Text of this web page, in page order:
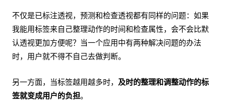
不仅是已标注透视，预测和检查透视都有同样的问题：如果
我能用标签来自己整理动作的时间和检查属性，会不会比默
认透视更加方便呢？当一个应用中有两种解决问题的办法
时，用户就不得不自己去做判断。
另一方面，当标签越用越多时， 及时的整理和调整动作的标
签就变成用户的负担。